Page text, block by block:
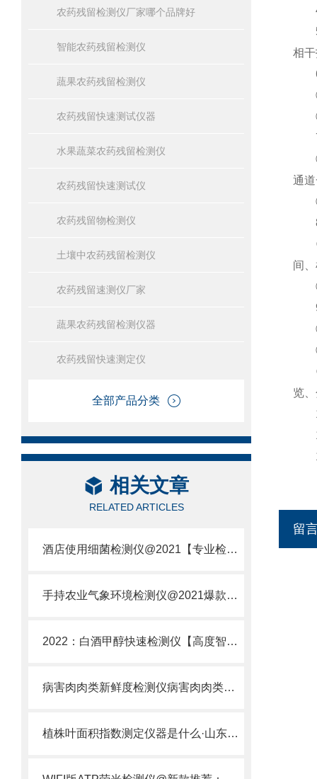
农药残留检测仪厂家哪个品牌好
智能农药残留检测仪
蔬果农药残留检测仪
农药残留快速测试仪器
水果蔬菜农药残留检测仪
农药残留快速测试仪
农药残留物检测仪
土壤中农药残留检测仪
农药残留速测仪厂家
蔬果农药残留检测仪器
农药残留快速测定仪
全部产品分类
相关文章
RELATED ARTICLES
酒店使用细菌检测仪@2021【专业检测细菌的设备】
手持农业气象环境检测仪@2021爆款推荐：农业气象环境DE检测仪器大全
2022：白酒甲醇快速检测仪【高度智能化】主流甄选白酒甲醇快速检测仪简介
病害肉肉类新鲜度检测仪病害肉肉类新鲜度检测仪
植株叶面积指数测定仪器是什么·山东云唐植株叶面积指数测定仪器
4
5
相
6
①
②
7
①
通
②
8
①
间
②
9
①
②
③
览
10
11
12
留